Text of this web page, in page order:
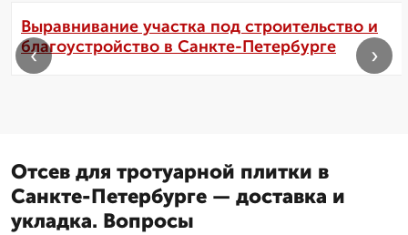
Выравнивание участка под строительство и
благоустройство в Санкте-Петербурге
‹ ›
Отсев для тротуарной плитки в
Санкте-Петербурге — доставка и
укладка. Вопросы